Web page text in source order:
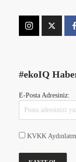
#ekoIQ
E-Posta Adresiniz:
KVKK